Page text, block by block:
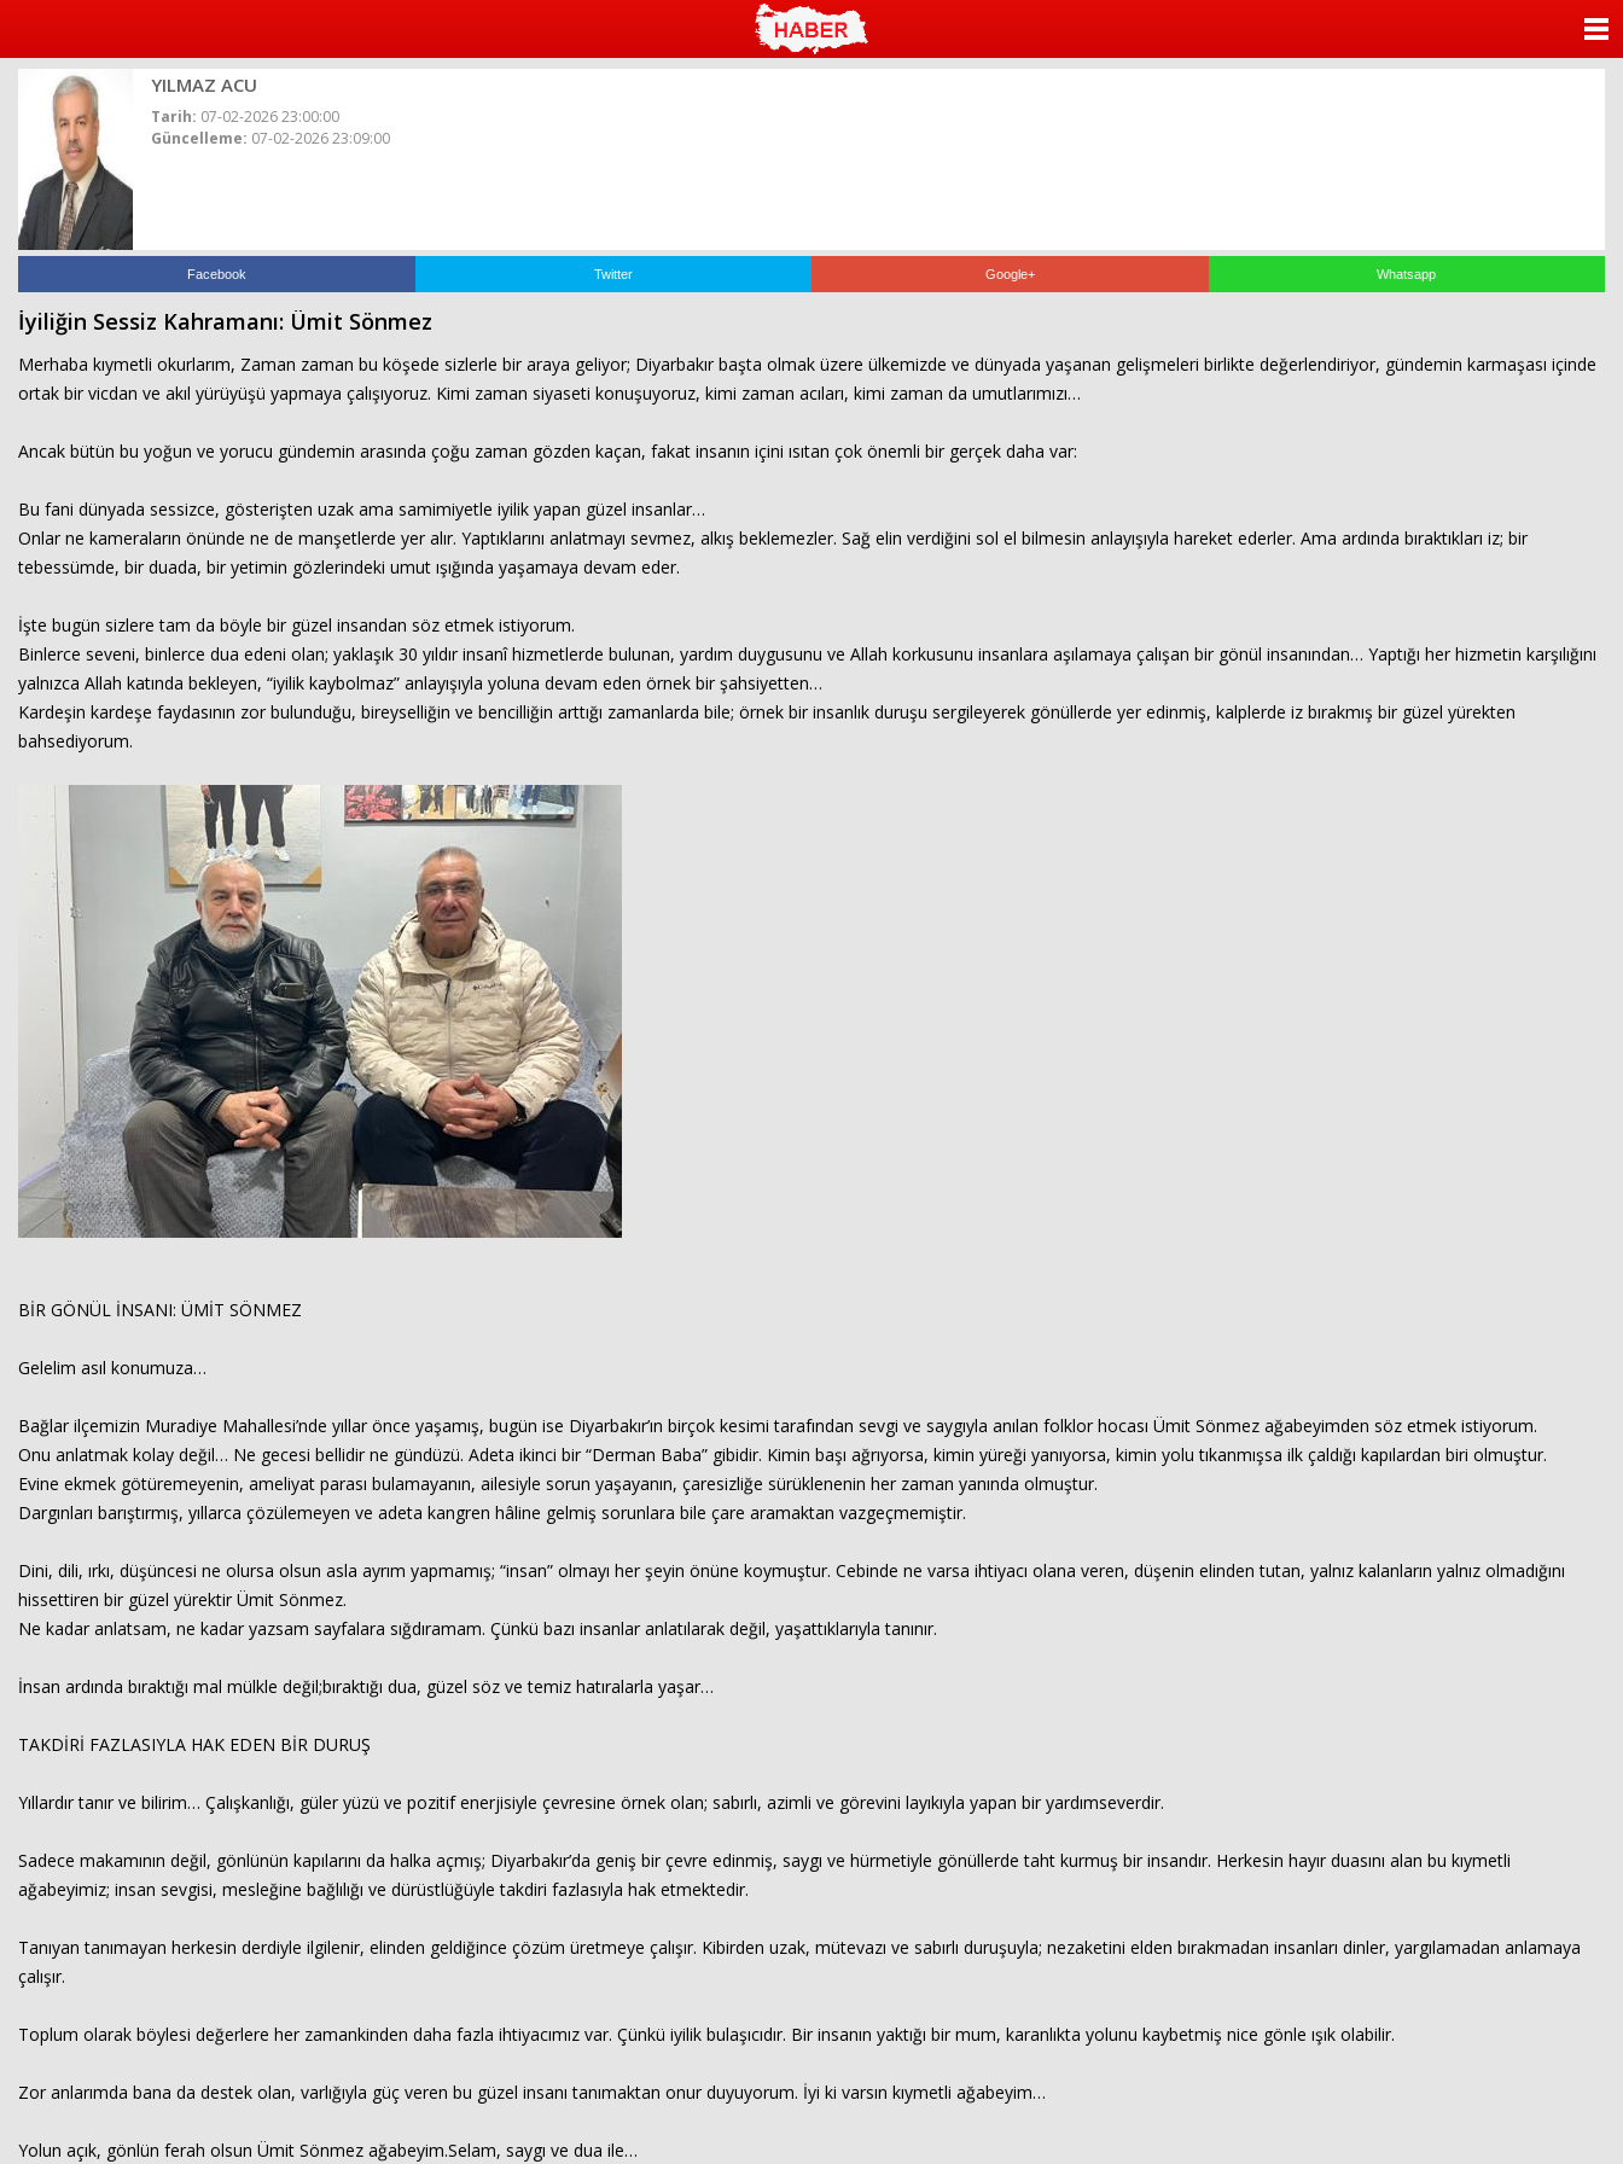
bizim
mekan
çemberleme
makinası
kurumsal
YILMAZ ACU
Tarih: 07-02-2026 23:00:00
Güncelleme: 07-02-2026 23:09:00
Facebook Twitter Google+ Whatsapp
İyiliğin Sessiz Kahramanı: Ümit Sönmez
Merhaba kıymetli okurlarım, Zaman zaman bu köşede sizlerle bir araya geliyor; Diyarbakır başta olmak üzere ülkemizde ve dünyada yaşanan gelişmeleri birlikte değerlendiriyor, gündemin karmaşası içinde
ortak bir vicdan ve akıl yürüyüşü yapmaya çalışıyoruz. Kimi zaman siyaseti konuşuyoruz, kimi zaman acıları, kimi zaman da umutlarımızı…
Ancak bütün bu yoğun ve yorucu gündemin arasında çoğu zaman gözden kaçan, fakat insanın içini ısıtan çok önemli bir gerçek daha var:
Bu fani dünyada sessizce, gösterişten uzak ama samimiyetle iyilik yapan güzel insanlar…
Onlar ne kameraların önünde ne de manşetlerde yer alır. Yaptıklarını anlatmayı sevmez, alkış beklemezler. Sağ elin verdiğini sol el bilmesin anlayışıyla hareket ederler. Ama ardında bıraktıkları iz; bir
tebessümde, bir duada, bir yetimin gözlerindeki umut ışığında yaşamaya devam eder.
İşte bugün sizlere tam da böyle bir güzel insandan söz etmek istiyorum.
Binlerce seveni, binlerce dua edeni olan; yaklaşık 30 yıldır insanî hizmetlerde bulunan, yardım duygusunu ve Allah korkusunu insanlara aşılamaya çalışan bir gönül insanından… Yaptığı her hizmetin karşılığını
yalnızca Allah katında bekleyen, “iyilik kaybolmaz” anlayışıyla yoluna devam eden örnek bir şahsiyetten…
Kardeşin kardeşe faydasının zor bulunduğu, bireyselliğin ve bencilliğin arttığı zamanlarda bile; örnek bir insanlık duruşu sergileyerek gönüllerde yer edinmiş, kalplerde iz bırakmış bir güzel yürekten
bahsediyorum.
BİR GÖNÜL İNSANI: ÜMİT SÖNMEZ
Gelelim asıl konumuza…
Bağlar ilçemizin Muradiye Mahallesi’nde yıllar önce yaşamış, bugün ise Diyarbakır’ın birçok kesimi tarafından sevgi ve saygıyla anılan folklor hocası Ümit Sönmez ağabeyimden söz etmek istiyorum.
Onu anlatmak kolay değil… Ne gecesi bellidir ne gündüzü. Adeta ikinci bir “Derman Baba” gibidir. Kimin başı ağrıyorsa, kimin yüreği yanıyorsa, kimin yolu tıkanmışsa ilk çaldığı kapılardan biri olmuştur.
Evine ekmek götüremeyenin, ameliyat parası bulamayanın, ailesiyle sorun yaşayanın, çaresizliğe sürüklenenin her zaman yanında olmuştur.
Dargınları barıştırmış, yıllarca çözülemeyen ve adeta kangren hâline gelmiş sorunlara bile çare aramaktan vazgeçmemiştir.
Dini, dili, ırkı, düşüncesi ne olursa olsun asla ayrım yapmamış; “insan” olmayı her şeyin önüne koymuştur. Cebinde ne varsa ihtiyacı olana veren, düşenin elinden tutan, yalnız kalanların yalnız olmadığını
hissettiren bir güzel yürektir Ümit Sönmez.
Ne kadar anlatsam, ne kadar yazsam sayfalara sığdıramam. Çünkü bazı insanlar anlatılarak değil, yaşattıklarıyla tanınır.
İnsan ardında bıraktığı mal mülkle değil;bıraktığı dua, güzel söz ve temiz hatıralarla yaşar…
TAKDİRİ FAZLASIYLA HAK EDEN BİR DURUŞ
Yıllardır tanır ve bilirim… Çalışkanlığı, güler yüzü ve pozitif enerjisiyle çevresine örnek olan; sabırlı, azimli ve görevini layıkıyla yapan bir yardımseverdir.
Sadece makamının değil, gönlünün kapılarını da halka açmış; Diyarbakır’da geniş bir çevre edinmiş, saygı ve hürmetiyle gönüllerde taht kurmuş bir insandır. Herkesin hayır duasını alan bu kıymetli
ağabeyimiz; insan sevgisi, mesleğine bağlılığı ve dürüstlüğüyle takdiri fazlasıyla hak etmektedir.
Tanıyan tanımayan herkesin derdiyle ilgilenir, elinden geldiğince çözüm üretmeye çalışır. Kibirden uzak, mütevazı ve sabırlı duruşuyla; nezaketini elden bırakmadan insanları dinler, yargılamadan anlamaya
çalışır.
Toplum olarak böylesi değerlere her zamankinden daha fazla ihtiyacımız var. Çünkü iyilik bulaşıcıdır. Bir insanın yaktığı bir mum, karanlıkta yolunu kaybetmiş nice gönle ışık olabilir.
Zor anlarımda bana da destek olan, varlığıyla güç veren bu güzel insanı tanımaktan onur duyuyorum. İyi ki varsın kıymetli ağabeyim…
Yolun açık, gönlün ferah olsun Ümit Sönmez ağabeyim.Selam, saygı ve dua ile…